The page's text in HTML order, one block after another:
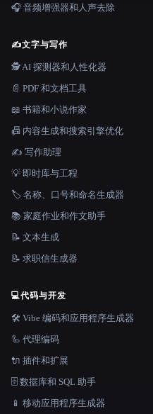
🎧 音频增强器和人声去除
✍️文字与写作
🕵️ AI 探测器和人性化器
📄 PDF 和文档工具
📖 书籍和小说作家
📠 内容生成和搜索引擎优化
✍️ 写作助理
💡 即时库与工程
🏷️ 名称、口号和命名生成器
📚 家庭作业和作文助手
📝 文本生成
📝 求职信生成器
💻代码与开发
🛠️ Vibe 编码和应用程序生成器
🦾 代理编码
🔌 插件和扩展
🗄️ 数据库和 SQL 助手
📱 移动应用程序生成器